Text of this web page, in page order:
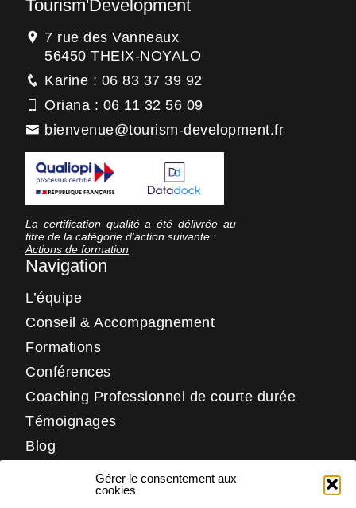
Gérer le consentement aux
cookies
Tourism'Development
7 rue des Vanneaux
56450 THEIX-NOYALO
Karine : 06 83 37 39 92
Oriana : 06 11 32 56 09
bienvenue@tourism-development.fr
La certification qualité a été délivrée au
titre de la catégorie d’action suivante :
Actions de formation
Navigation
L’équipe
Conseil & Accompagnement
Formations
Conférences
Coaching Professionnel de courte durée
Témoignages
Blog